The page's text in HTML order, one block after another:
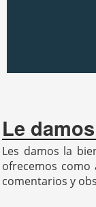
Le
Les damos la
ofrecemos
comentarios y